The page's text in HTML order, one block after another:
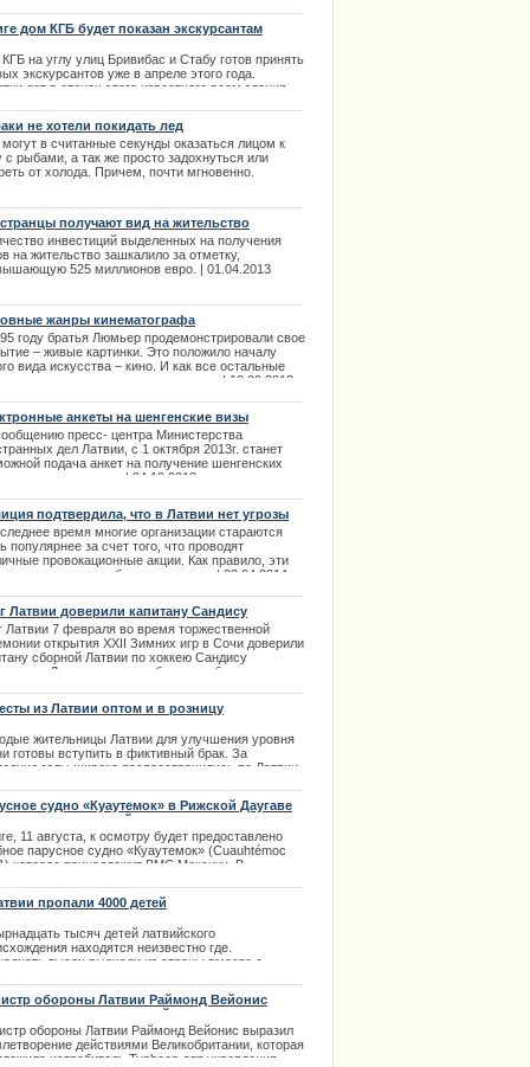
дом КГБ будет показан экскурсантам
на углу улиц Бривибас и Стабу готов принять
экскурсантов уже в апреле этого года.
лет в стенах этого известного всем здания
Двадцать лет пустовало это здание после того,
все архивы. Сейчас помещения приводят
и планируют разрешить вводить сюда
на экскурсии.
не хотели покидать лед
в считанные секунды оказаться лицом к
с рыбами, а так же просто задохнуться или
от холода. Причем, почти мгновенно.
получают вид на жительство
своим вложениям в недвижимость
инвестиций выделенных на получения
на жительство зашкалило за отметку,
525 миллионов евро. | 01.04.2013
жанры кинематографа
году братья Люмьер продемонстрировали свое
– живые картинки. Это положило началу
вида искусства – кино. И как все остальные
искусства кино имеет свои жанры. | 18.09.2013
анкеты на шенгенские визы
пресс- центра Министерства
дел Латвии, с 1 октября 2013г. станет
подача анкет на получение шенгенских
в электронном виде. | 04.10.2013
подтвердила, что в Латвии нет угрозы
время многие организации стараются
популярнее за счет того, что проводят
провокационные акции. Как правило, эти
привлекают всеобщее внимание. | 02.04.2014
Латвии доверили капитану Сандису
Латвии 7 февраля во время торжественной
открытия XXII Зимних игр в Сочи доверили
сборной Латвии по хоккею Сандису
Доверие оказано было на общем
участие всё руководство ЛОК. | 02.02.2014
из Латвии оптом и в розницу
жительницы Латвии для улучшения уровня
готовы вступить в фиктивный брак. За
годы широко распространились по Латвии
в Ирландии.
судно «Куаутемок» в Рижской Даугаве
своих посетителей
11 августа, к осмотру будет предоставлено
парусное судно «Куаутемок» (Cuauhtémoc
которое принадлежит ВМС Мексики. В
по плану учения, которое длится несколько
пропали 4000 детей
тысяч детей латвийского
находятся неизвестно где.
тысяч выехали из страны вместе с
Они не числятся ни в одном учебном
Латвии.
обороны Латвии Раймонд Вейонис
удовлетворение действиями
обороны Латвии Раймонд Вейонис выразил
действиями Великобритании, которая
истребитель Typhoon для укрепления